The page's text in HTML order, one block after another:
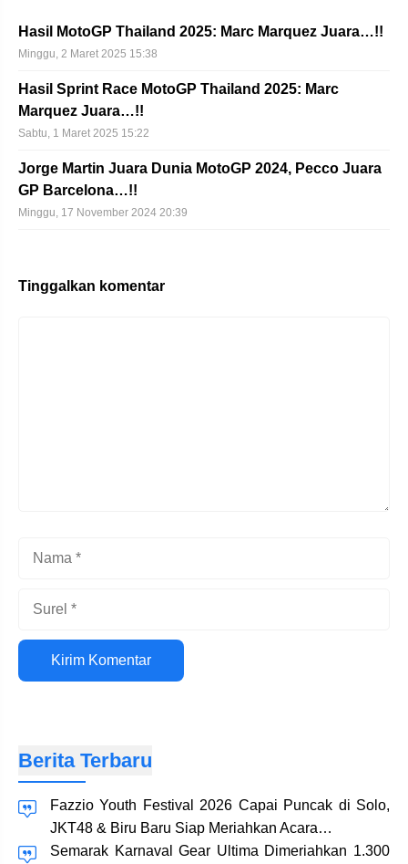
Hasil MotoGP Thailand 2025: Marc Marquez Juara…!!
Minggu, 2 Maret 2025 15:38
Hasil Sprint Race MotoGP Thailand 2025: Marc
Marquez Juara…!!
Sabtu, 1 Maret 2025 15:22
Jorge Martin Juara Dunia MotoGP 2024, Pecco Juara
GP Barcelona…!!
Minggu, 17 November 2024 20:39
Tinggalkan komentar
Situs
web
Berita Terbaru
Fazzio Youth Festival 2026 Capai Puncak di Solo,
JKT48 & Biru Baru Siap Meriahkan Acara…
Semarak Karnaval Gear Ultima Dimeriahkan 1.300